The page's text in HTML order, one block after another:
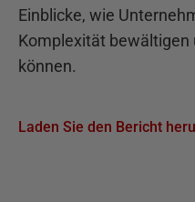
Einblicke, wie
Komplexität bewältigen
können.
Laden Sie den Bericht